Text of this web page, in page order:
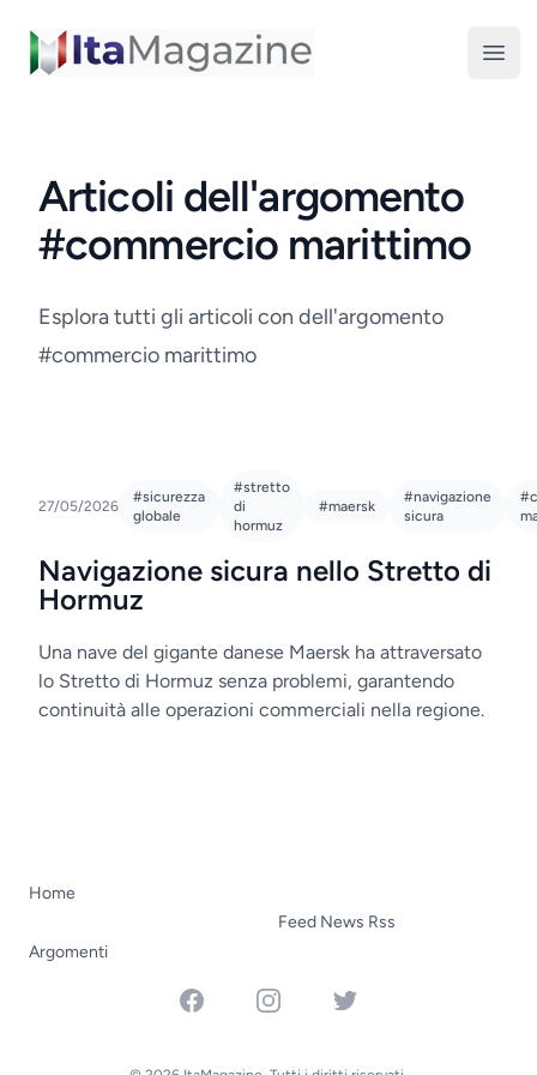
ItaMagazine
Articoli dell'argomento
#commercio marittimo
Esplora tutti gli articoli con dell'argomento
#commercio marittimo
27/05/2026
#sicurezza
globale
#stretto
di
hormuz
#maersk
#navigazione
sicura
Navigazione sicura nello Stretto di
Hormuz
Una nave del gigante danese Maersk ha attraversato
lo Stretto di Hormuz senza problemi, garantendo
continuità alle operazioni commerciali nella regione.
Home
Argomenti
Feed News Rss
FacebookInstagramTwitter